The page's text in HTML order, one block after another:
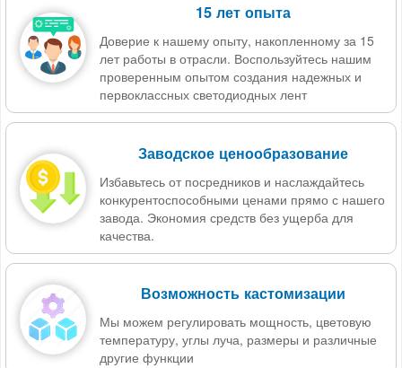
15 лет опыта
Доверие к нашему опыту, накопленному за 15
лет работы в отрасли. Воспользуйтесь нашим
проверенным опытом создания надежных и
первоклассных светодиодных лент
Заводское ценообразование
Избавьтесь от посредников и наслаждайтесь
конкурентоспособными ценами прямо с нашего
завода. Экономия средств без ущерба для
качества.
Возможность кастомизации
Мы можем регулировать мощность, цветовую
температуру, углы луча, размеры и различные
другие функции